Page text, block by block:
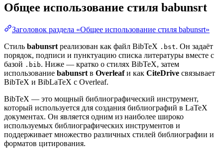
Общее использование стиля babunsrt
Заголовок раздела «Общее использование стиля babunsrt»
Стиль babunsrt реализован как файл BibTeX .bst. Он задаёт
порядок, подписи и пунктуацию списка литературы вместе с
базой .bib. Ниже — кратко о стилях BibTeX, затем
использование babunsrt в Overleafи как CiteDrive связывает
BibTeX и BibLaTeX с Overleaf.
BibTeX — это мощный библиографический инструмент,
который используется для создания библиографий в LaTeX
документах. Он является одним из наиболее широко
используемых библиографических инструментов и
поддерживает множество различных стилей библиографии и
форматов цитирования.